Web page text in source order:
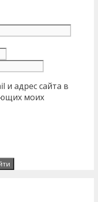
и адрес сайта в
моих